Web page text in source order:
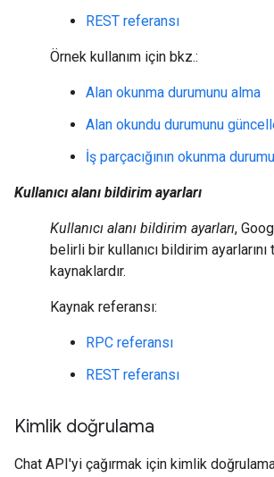
REST referansı
Örnek kullanım için bkz.:
Alan okunma durumunu alma
Alan okundu durumunu
İş parçacığının okunma
Kullanıcı alanı bildirim ayarları
Kullanıcı alanı bildirim ayarları,
belirli bir kullanıcı bildirim
kaynaklardır.
Kaynak referansı:
RPC referansı
REST referansı
Kimlik doğrulama
Chat API'yi çağırmak için kimlik